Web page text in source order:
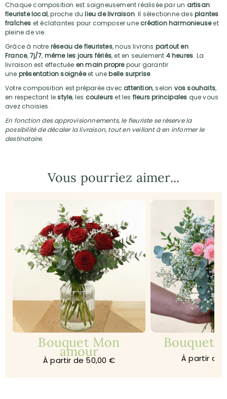
Chaque composition est soigneusement réalisée par un artisan
fleuriste local, proche dulieu de livraison. Il sélectionne desplantes
fraîches et éclatantes pour composer une création harmonieuseet
pleine de vie.
Grâce à notre réseau de fleuristes, nous livrons partout en
France, 7j/7, même les jours fériés, et en seulement 4 heures. La
livraison est effectuée en main proprepour garantir
une présentation soignéeet unebelle surprise.
Votre composition est préparée avec attention, selon vos souhaits,
en respectant lestyle, les couleurset les fleurs principales que vous
avez choisies.
En fonction des approvisionnements, le fleuriste se réserve la
possibilité de décaler la livraison, tout en veillant à en informer le
destinataire.
Vous pourriez aimer...
Bouquet Mon
amour
À partir de 50,00 €
Bouquet
À partir de